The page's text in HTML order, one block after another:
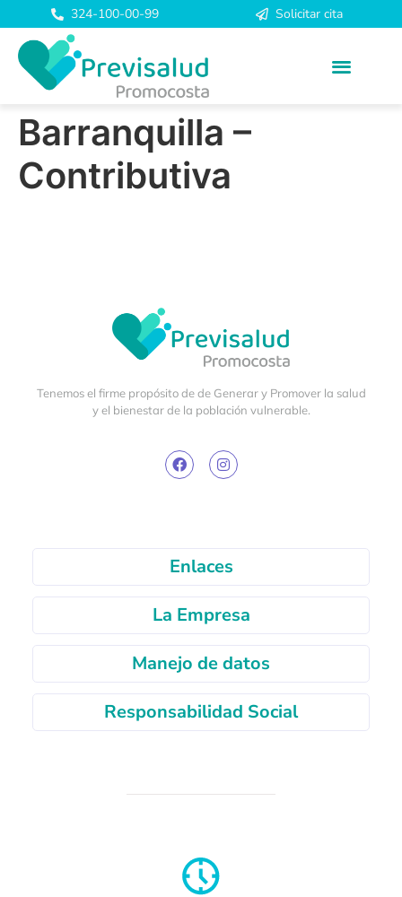
324-100-00-99 Solicitar cita
Barranquilla –
Contributiva
Tenemos el firme propósito de de Generar y Promover la salud
y el bienestar de la población vulnerable.
Enlaces
La Empresa
Manejo de datos
Responsabilidad Social